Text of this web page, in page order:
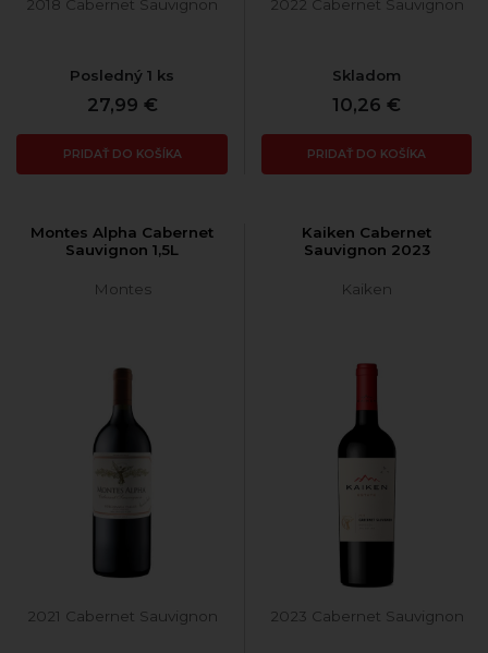
2018 Cabernet Sauvignon
Posledný 1 ks
27,99 €
PRIDAŤ DO KOŠÍKA
2022 Cabernet Sauvignon
Skladom
10,26 €
PRIDAŤ DO KOŠÍKA
Montes Alpha Cabernet
Sauvignon 1,5L
Montes
2021 Cabernet Sauvignon
Kaiken Cabernet
Sauvignon 2023
Kaiken
2023 Cabernet Sauvignon